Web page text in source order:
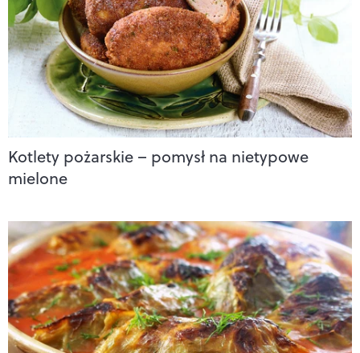
Kotlety pożarskie – pomysł na nietypowe
mielone